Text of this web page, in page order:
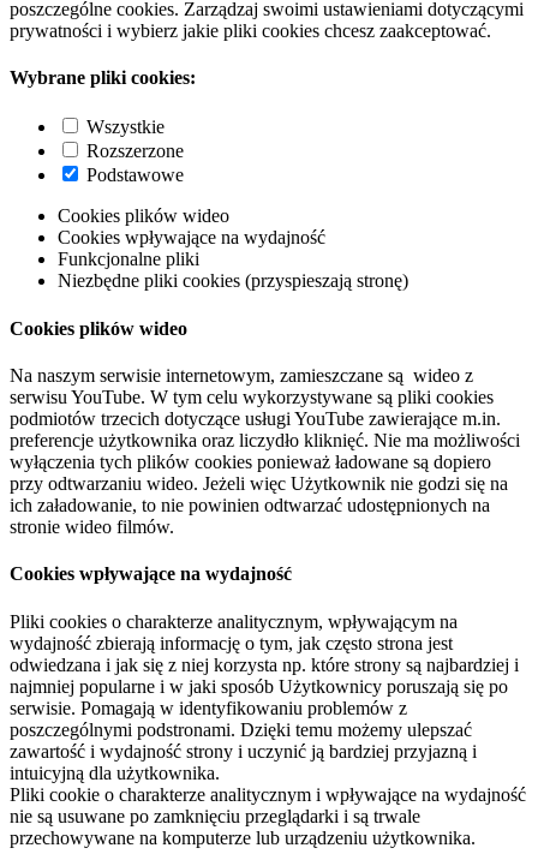
poszczególne cookies. Zarządzaj swoimi ustawieniami dotyczącymi
prywatności i wybierz jakie pliki cookies chcesz zaakceptować.
Wybrane pliki cookies:
Wszystkie
Rozszerzone
Podstawowe
Cookies plików wideo
Cookies wpływające na wydajność
Funkcjonalne pliki
Niezbędne pliki cookies (przyspieszają stronę)
Cookies plików wideo
Na naszym serwisie internetowym, zamieszczane są wideo z
serwisu YouTube. W tym celu wykorzystywane są pliki cookies
podmiotów trzecich dotyczące usługi YouTube zawierające m.in.
preferencje użytkownika oraz liczydło kliknięć. Nie ma możliwości
wyłączenia tych plików cookies ponieważ ładowane są dopiero
przy odtwarzaniu wideo. Jeżeli więc Użytkownik nie godzi się na
ich załadowanie, to nie powinien odtwarzać udostępnionych na
stronie wideo filmów.
Cookies wpływające na wydajność
Pliki cookies o charakterze analitycznym, wpływającym na
wydajność zbierają informację o tym, jak często strona jest
odwiedzana i jak się z niej korzysta np. które strony są najbardziej i
najmniej popularne i w jaki sposób Użytkownicy poruszają się po
serwisie. Pomagają w identyfikowaniu problemów z
poszczególnymi podstronami. Dzięki temu możemy ulepszać
zawartość i wydajność strony i uczynić ją bardziej przyjazną i
intuicyjną dla użytkownika.
Pliki cookie o charakterze analitycznym i wpływające na wydajność
nie są usuwane po zamknięciu przeglądarki i są trwale
przechowywane na komputerze lub urządzeniu użytkownika.